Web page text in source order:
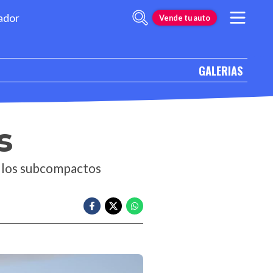
Vende tu auto
GALERIAS
subcompactos